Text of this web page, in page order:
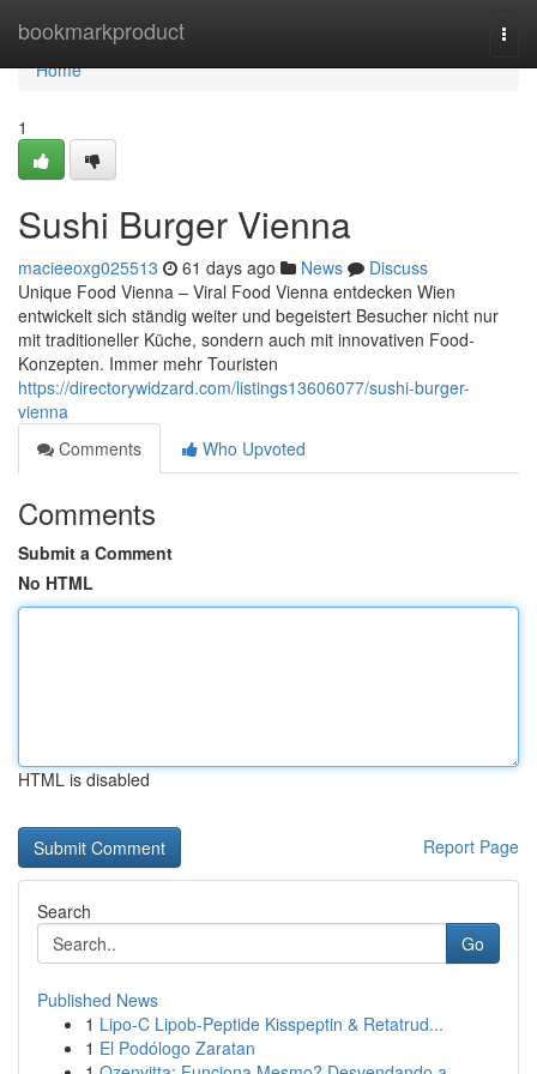
bookmarkproduct
Home
Home
1
Sushi Burger Vienna
macieeoxg025513 61 days ago News
Discuss
Unique Food Vienna – Viral Food Vienna entdecken Wien
entwickelt sich ständig weiter und begeistert Besucher nicht nur
mit traditioneller Küche, sondern auch mit innovativen Food-
Konzepten. Immer mehr Touristen
https://directorywidzard.com/listings13606077/sushi-burger-
vienna
Comments
Who Upvoted
Comments
Submit a Comment
No HTML
HTML is disabled
Report Page
Search
Go
Published News
1 Lipo-C Lipob-Peptide Kisspeptin & Retatrud...
1 El Podólogo Zaratan